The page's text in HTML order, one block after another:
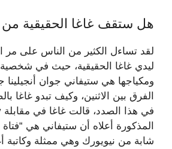
هل ستقف غاغا الحقيقية
لقد تساءل الكثير من الناس على
ليدي غاغا الحقيقية، حيث في شخصية
ومكياجها هي ستيفاني جوان أنجيلينا
الفرق بين الاثنين، وكيف تبدو غاغا
المذكورة أعلاه أن ستيفاني هي “فتاة
شابة من نيويورك وهي ممثلة وكاتبة